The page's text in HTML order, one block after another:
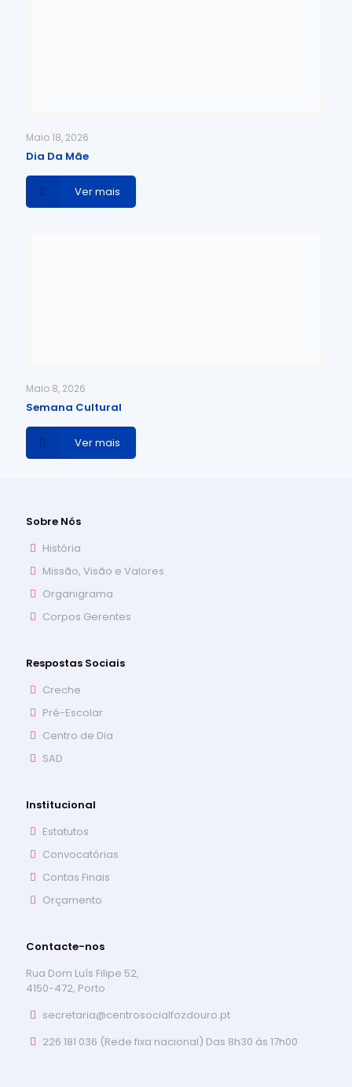
Maio 18, 2026
Dia Da Mãe
Ver mais
Maio 8, 2026
Semana Cultural
Ver mais
Sobre Nós
História
Missão, Visão e Valores
Organigrama
Corpos Gerentes
Respostas Sociais
Creche
Pré-Escolar
Centro de Dia
SAD
Institucional
Estatutos
Convocatórias
Contas Finais
Orçamento
Contacte-nos
Rua Dom Luís Filipe 52,
4150-472, Porto
secretaria@centrosocialfozdouro.pt
226 181 036 (Rede fixa nacional) Das 8h30 às 17h00